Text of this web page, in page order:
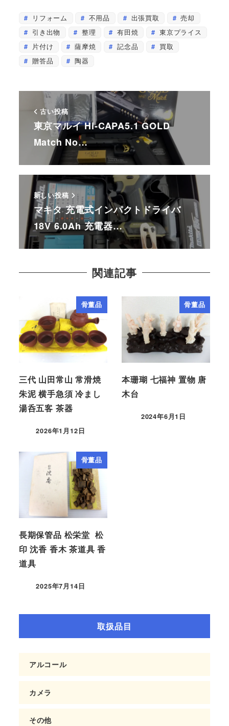
リフォーム 不用品 出張買取
売却
引き出物
整理 有田焼
東京プライス
片付け
薩摩焼 記念品
買取
贈答品
陶器
古い投稿
東京マルイ Hi-CAPA5.1 GOLD
Match No…
新しい投稿
マキタ 充電式インパクトドライバ
18V 6.0Ah 充電器…
関連記事
骨董品
三代 山田常山 常滑焼
朱泥 横手急須 冷まし
湯呑五客 茶器
2026年1月12日
骨董品
本珊瑚 七福神 置物 唐
木台
2024年6月1日
骨董品
長期保管品 松栄堂 松
印 沈香 香木 茶道具 香
道具
2025年7月14日
取扱品目
アルコール
カメラ
その他